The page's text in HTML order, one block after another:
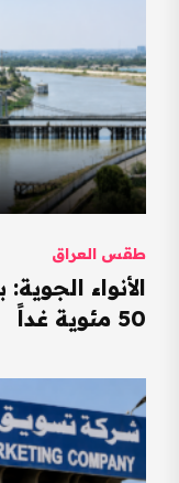
طقس العراق
50 مئوية غداً